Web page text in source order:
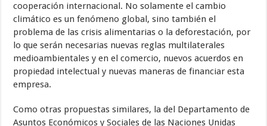
cooperación internacional. No solamente el cambio
climático es un fenómeno global, sino también el
problema de las crisis alimentarias o la deforestación, por
lo que serán necesarias nuevas reglas multilaterales
medioambientales y en el comercio, nuevos acuerdos en
propiedad intelectual y nuevas maneras de financiar esta
empresa.
Como otras propuestas similares, la del Departamento de
Asuntos Económicos y Sociales de las Naciones Unidas